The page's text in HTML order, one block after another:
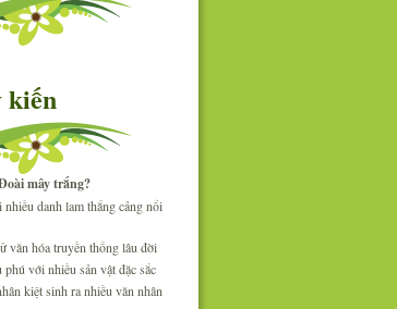
kiến
mây trắng?
danh lam thắng cảng nổi
văn hóa truyền thống lâu đời
phú với nhiều sản vật đặc sắc
kiệt sinh ra nhiều văn nhân